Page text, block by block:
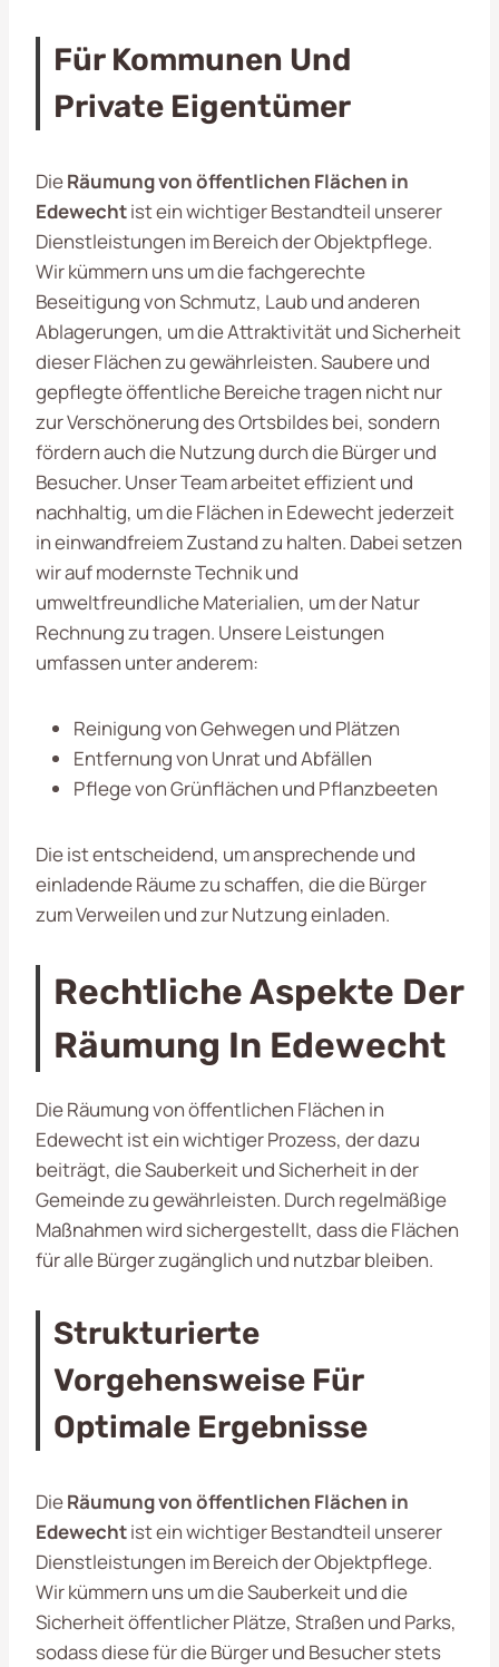
Für Kommunen Und
Private Eigentümer
DieRäumung von öffentlichen Flächen in
Edewechtist ein wichtiger Bestandteil unserer
Dienstleistungen im Bereich der Objektpflege.
Wir kümmern uns um die fachgerechte
Beseitigung von Schmutz, Laub und anderen
Ablagerungen, um die Attraktivität und Sicherheit
dieser Flächen zu gewährleisten. Saubere und
gepflegte öffentliche Bereiche tragen nicht nur
zur Verschönerung des Ortsbildes bei, sondern
fördern auch die Nutzung durch die Bürger und
Besucher. Unser Team arbeitet effizient und
nachhaltig, um die Flächen in Edewecht jederzeit
in einwandfreiem Zustand zu halten. Dabei setzen
wir auf modernste Technik und
umweltfreundliche Materialien, um der Natur
Rechnung zu tragen. Unsere Leistungen
umfassen unter anderem:
Reinigung von Gehwegen und Plätzen
Entfernung von Unrat und Abfällen
Pflege von Grünflächen und Pflanzbeeten
Die ist entscheidend, um ansprechende und
einladende Räume zu schaffen, die die Bürger
zum Verweilen und zur Nutzung einladen.
Rechtliche Aspekte Der
Räumung In Edewecht
Die Räumung von öffentlichen Flächen in
Edewecht ist ein wichtiger Prozess, der dazu
beiträgt, die Sauberkeit und Sicherheit in der
Gemeinde zu gewährleisten. Durch regelmäßige
Maßnahmen wird sichergestellt, dass die Flächen
für alle Bürger zugänglich und nutzbar bleiben.
Strukturierte
Vorgehensweise Für
Optimale Ergebnisse
DieRäumung von öffentlichen Flächen in
Edewechtist ein wichtiger Bestandteil unserer
Dienstleistungen im Bereich der Objektpflege.
Wir kümmern uns um die Sauberkeit und die
Sicherheit öffentlicher Plätze, Straßen und Parks,
sodass diese für die Bürger und Besucher stets